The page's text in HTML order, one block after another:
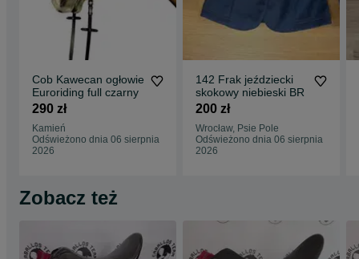
Cob Kawecan ogłowie
Euroriding full czarny
290 zł
Kamień
Odświeżono dnia 06 sierpnia
2026
142 Frak jeździecki
skokowy niebieski BR
200 zł
Wrocław, Psie Pole
Odświeżono dnia 06 sierpnia
2026
Zobacz też